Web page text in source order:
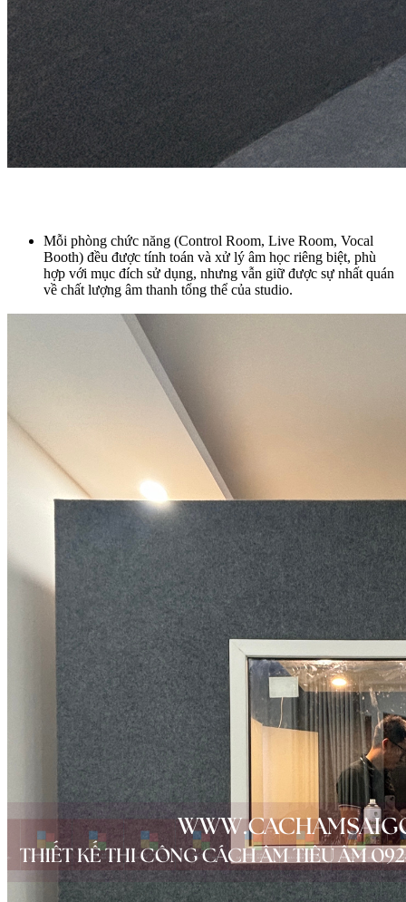
Mỗi phòng chức năng (Control Room, Live Room, Vocal
Booth) đều được tính toán và xử lý âm học riêng biệt, phù
hợp với mục đích sử dụng, nhưng vẫn giữ được sự nhất quán
về chất lượng âm thanh tổng thể của studio.